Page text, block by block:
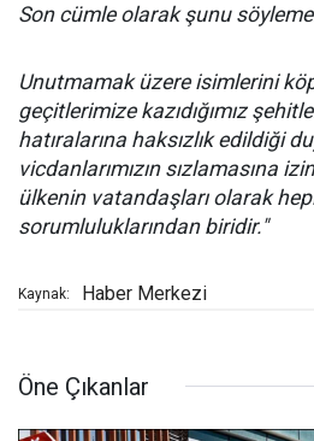
Son cümle olarak şunu
Unutmamak üzere isimlerini
geçitlerimize kazıdığımız
hatıralarına haksızlık edildiği
vicdanlarımızın sızlamasına
ülkenin vatandaşları olarak
sorumluluklarından biridir."
Kaynak: Haber Merkezi
Öne Çıkanlar